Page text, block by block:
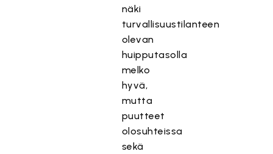
näki
turvallisuustilanteen
olevan
huipputasolla
melko
hyvä,
mutta
puutteet
olosuhteissa
sekä